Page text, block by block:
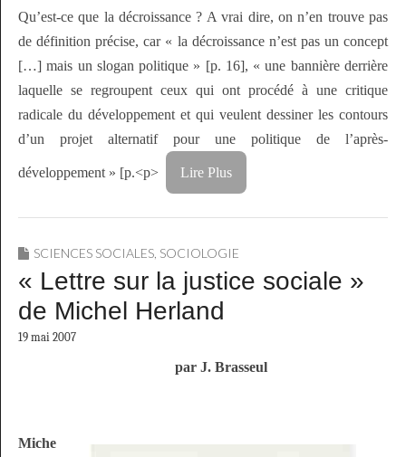
Qu’est-ce que la décroissance ? A vrai dire, on n’en trouve pas
de définition précise, car « la décroissance n’est pas un concept
[…] mais un slogan politique » [p. 16], « une bannière derrière
laquelle se regroupent ceux qui ont procédé à une critique
radicale du développement et qui veulent dessiner les contours
d’un projet alternatif pour une politique de l’après-
développement » [p.<p> Lire Plus
SCIENCES SOCIALES SOCIOLOGIE
« Lettre sur la justice sociale »
de Michel Herland
19 mai 2007
par J. Brasseul
Miche